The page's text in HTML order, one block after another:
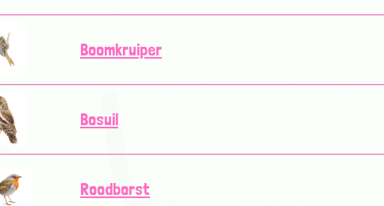
Boomkruiper
Bosuil
Roodborst